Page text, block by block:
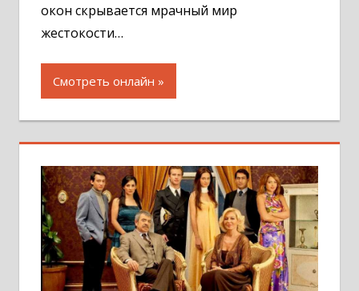
окон скрывается мрачный мир
жестокости…
Смотреть онлайн